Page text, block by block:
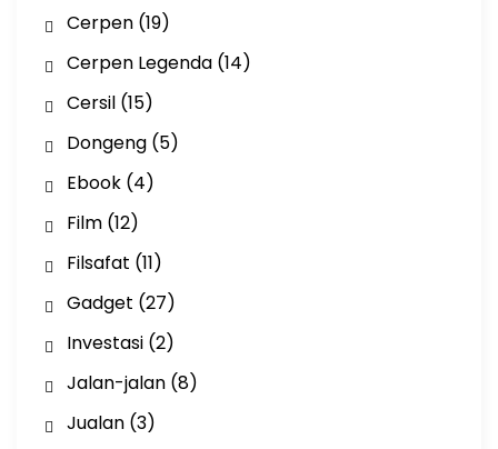
Cerpen(19)
Cerpen Legenda(14)
Cersil(15)
Dongeng(5)
Ebook(4)
Film(12)
Filsafat (11)
Gadget (27)
Investasi(2)
Jalan-jalan(8)
Jualan(3)